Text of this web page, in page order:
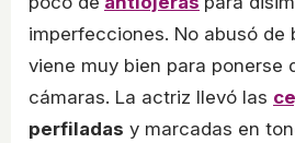
imperfecciones. No abusó de
viene muy bien para ponerse
cámaras. La actriz llevó las
perfiladas y marcadas en